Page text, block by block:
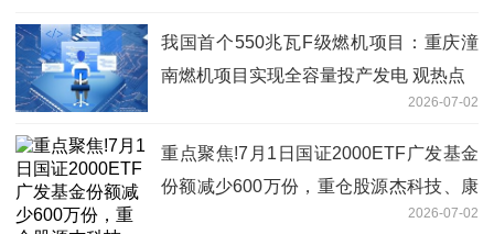
我国首个550兆瓦F级燃机项目：重庆潼
南燃机项目实现全容量投产发电 观热点
2026-07-02
重点聚焦!7月1日国证2000ETF广发基金
份额减少600万份，重仓股源杰科技、康
2026-07-02